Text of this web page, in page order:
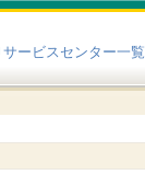
サービスセンター一覧